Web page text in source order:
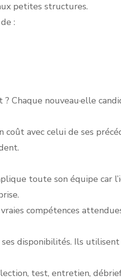
petites structures.
:
Chaque nouveau·elle
avec celui de ses
toute son équipe car
compétences
disponibilités. Ils
test, entretien,